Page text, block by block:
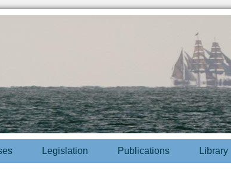
Legislation Publications Library